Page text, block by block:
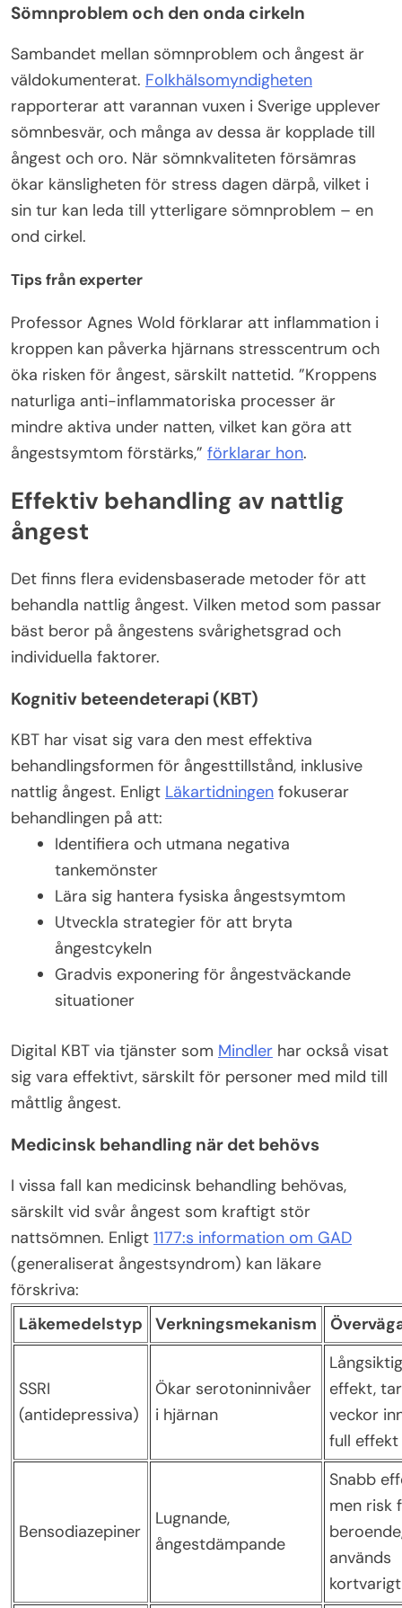
Sömnproblem och den onda cirkeln
Sambandet mellan sömnproblem och ångest är
väldokumenterat. Folkhälsomyndigheten
rapporterar att varannan vuxen i Sverige upplever
sömnbesvär, och många av dessa är kopplade till
ångest och oro. När sömnkvaliteten försämras
ökar känsligheten för stress dagen därpå, vilket i
sin tur kan leda till ytterligare sömnproblem – en
ond cirkel.
Tips från experter
Professor Agnes Wold förklarar att inflammation i
kroppen kan påverka hjärnans stresscentrum och
öka risken för ångest, särskilt nattetid. ”Kroppens
naturliga anti-inflammatoriska processer är
mindre aktiva under natten, vilket kan göra att
ångestsymtom förstärks,” förklarar hon.
Effektiv behandling av nattlig
ångest
Det finns flera evidensbaserade metoder för att
behandla nattlig ångest. Vilken metod som passar
bäst beror på ångestens svårighetsgrad och
individuella faktorer.
Kognitiv beteendeterapi (KBT)
KBT har visat sig vara den mest effektiva
behandlingsformen för ångesttillstånd, inklusive
nattlig ångest. Enligt Läkartidningen fokuserar
behandlingen på att:
Identifiera och utmana negativa
tankemönster
Lära sig hantera fysiska ångestsymtom
Utveckla strategier för att bryta
ångestcykeln
Gradvis exponering för ångestväckande
situationer
Digital KBT via tjänster som Mindler har också visat
sig vara effektivt, särskilt för personer med mild till
måttlig ångest.
Medicinsk behandling när det behövs
I vissa fall kan medicinsk behandling behövas,
särskilt vid svår ångest som kraftigt stör
nattsömnen. Enligt 1177:s information om GAD
(generaliserat ångestsyndrom) kan läkare
förskriva:
Läkemedelstyp
Verkningsmekanism
SSRI
(antidepressiva)
Ökar serotoninnivåer
i hjärnan
Långsiktig
effekt,
veckor
full effekt
Bensodiazepiner
Lugnande,
ångestdämpande
Snabb
men risk
används
kortvarigt